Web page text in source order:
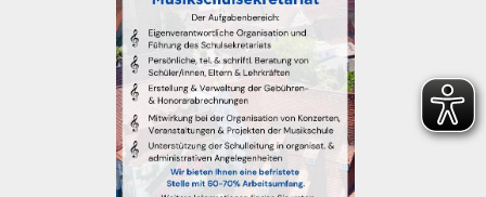
Wirtschaftsförderung
Gewerbeimmobilien
IKG Auen
Ausschreibungen